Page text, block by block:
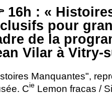
16h : «
pour
de la
Vilar à Vitry-
Manquantes",
Cie Lemon fracas /